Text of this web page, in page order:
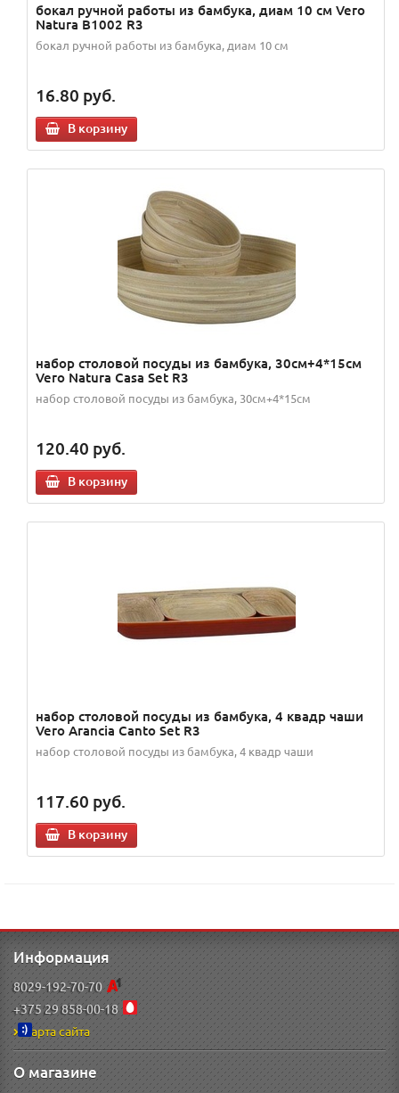
бокал ручной работы из бамбука, диам 10 см Vero
Natura B1002 R3
бокал ручной работы из бамбука, диам 10 см
16.80 руб.
В корзину
набор столовой посуды из бамбука, 30см+4*15см
Vero Natura Casa Set R3
набор столовой посуды из бамбука, 30см+4*15см
120.40 руб.
В корзину
набор столовой посуды из бамбука, 4 квадр чаши
Vero Arancia Canto Set R3
набор столовой посуды из бамбука, 4 квадр чаши
117.60 руб.
В корзину
Информация
8029-192-70-70
+375 29 858-00-18
Карта сайта
О магазине